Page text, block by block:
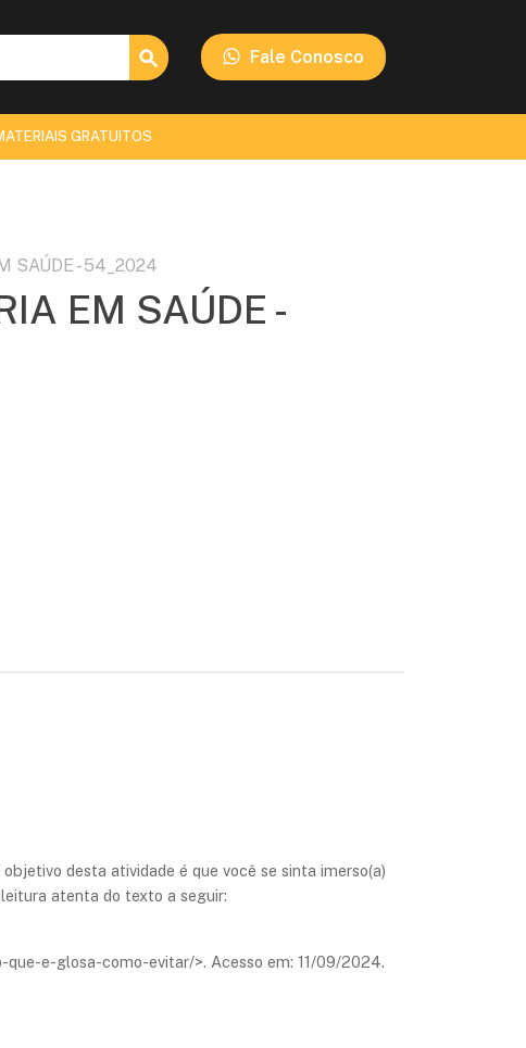
Search Button
Fale Conosco
GRATUITOS
SAÚDE - 54_2024
EM SAÚDE -
desta atividade é que você se sinta imerso(a)
atenta do texto a seguir:
que-e-glosa-como-evitar/>. Acesso em: 11/09/2024.